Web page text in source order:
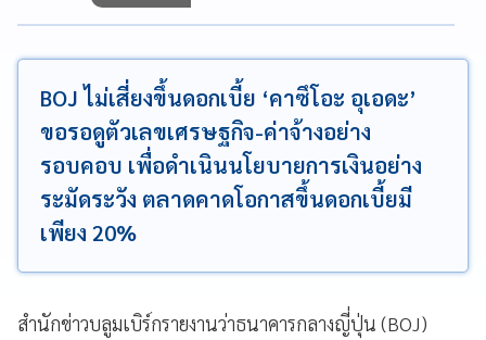
BOJ ไม่เสี่ยงขึ้นดอกเบี้ย ‘คาซึโอะ อุเอดะ’
ขอรอดูตัวเลขเศรษฐกิจ-ค่าจ้างอย่าง
รอบคอบ เพื่อดำเนินนโยบายการเงินอย่าง
ระมัดระวัง ตลาดคาดโอกาสขึ้นดอกเบี้ยมี
เพียง 20%
สำนักข่าวบลูมเบิร์กรายงานว่าธนาคารกลางญี่ปุ่น (BOJ)